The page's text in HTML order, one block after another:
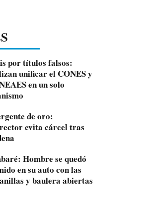
por títulos falsos:
unificar el CONES y
en un solo
de oro:
evita cárcel tras
Hombre se quedó
en su auto con las
y baulera abiertas